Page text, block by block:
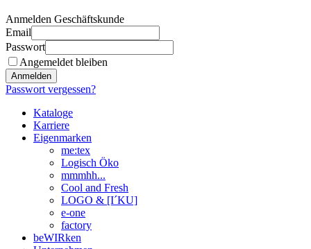
Anmelden Geschäftskunde
Email
Passwort
Angemeldet bleiben
Anmelden
Passwort vergessen?
Kataloge
Karriere
Eigenmarken
me:tex
Logisch Öko
mmmhh...
Cool and Fresh
LOGO & [I´KU]
e-one
factory
beWIRken